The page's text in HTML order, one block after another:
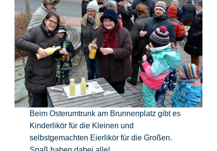
Beim Osterumtrunk am Brunnenplatz gibt es
Kinderlikör für die Kleinen und
selbstgemachten Eierlikör für die Großen.